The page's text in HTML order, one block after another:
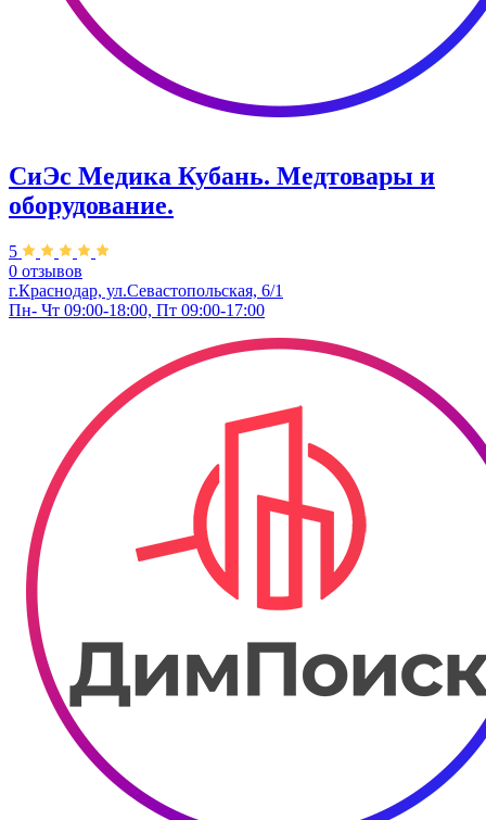
СиЭс Медика Кубань. Медтовары и
оборудование.
5
0 отзывов
г.Краснодар, ул.Севастопольская, 6/1
Пн- Чт 09:00-18:00, Пт 09:00-17:00